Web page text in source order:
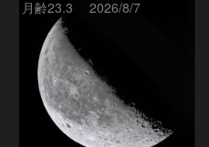
月齢23.3 2026/8/7